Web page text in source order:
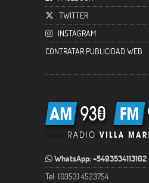
TWITTER
INSTAGRAM
CONTRATAR PUBLICIDAD WEB
WhatsApp: +5493534113102
Tel: (0353) 4523754